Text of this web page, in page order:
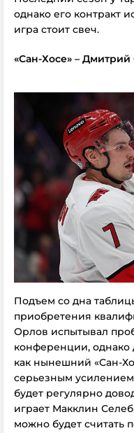
однако его контракт
игра стоит свеч.
«Сан-Хосе» –
Подъем со дна
приобретения
Орлов испытывал
конференции, однако
как нынешний «Сан-
серьезным
будет регулярно
играет Макклин
можно будет считать